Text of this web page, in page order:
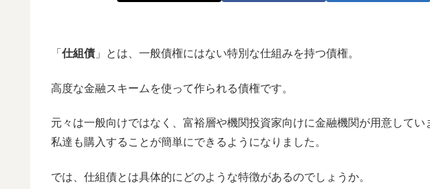
「 仕組債 」とは、一般債権にはない特別な仕組みを持つ債権。
高度な金融スキームを使って作られる債権です。
元々は一般向けではなく、富裕層や機関投資家向けに金融機関が用意して
私達も購入することが簡単にできるようになりました。
では、仕組債とは具体的にどのような特徴があるのでしょうか。